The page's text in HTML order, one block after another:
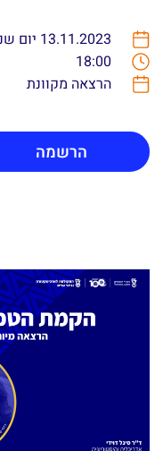
13.11.2023 יום שני
18:00
הרצאה מקוונת
הרשמה